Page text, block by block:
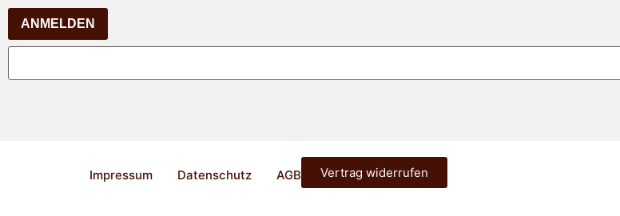
ANMELDEN
Impressum Datenschutz AGB Vertrag widerrufen